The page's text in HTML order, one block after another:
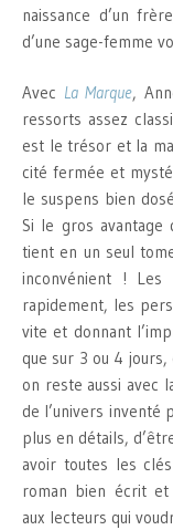
naissance d’un
d’une sage-femme
Avec La Marque,
ressorts assez
est le trésor et la
cité fermée et
le suspens bien
Si le gros
tient en un seul
inconvénient ! Les
rapidement, les
vite et donnant
que sur 3 ou 4 jours,
on reste aussi avec
de l’univers inventé
plus en détails,
avoir toutes les
roman bien écrit et
aux lecteurs qui